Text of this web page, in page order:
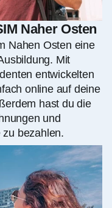
Naher Osten
Nahen Osten eine
Mit
entwickelten
online auf deine
hast du die
und
bezahlen.